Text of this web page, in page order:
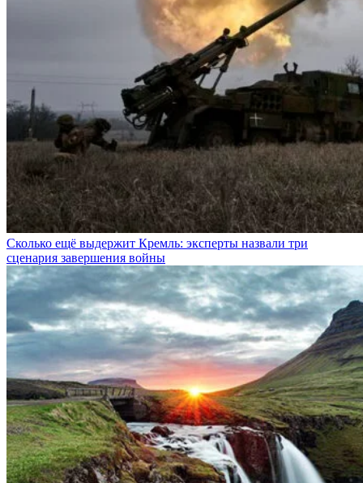
Сколько ещё выдержит Кремль: эксперты назвали три
сценария завершения войны